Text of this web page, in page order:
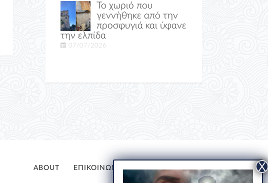
Το χωριό που
γεννήθηκε από την
προσφυγιά και ύφανε
την ελπίδα
07/07/2026
ABOUT ΕΠΙΚΟΙΝΩΝΙΑ ΕΛ EN